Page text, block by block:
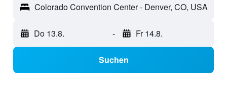
Colorado Convention Center - Denver, CO, USA
Do 13.8. - Fr 14.8.
Suchen